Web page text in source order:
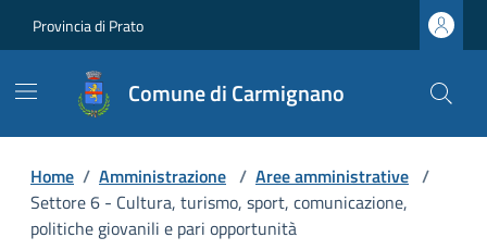
Provincia di Prato
Comune di Carmignano
Home / Amministrazione / Aree amministrative /
Settore 6 - Cultura, turismo, sport, comunicazione,
politiche giovanili e pari opportunità